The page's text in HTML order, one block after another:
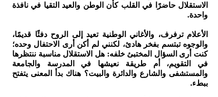
الاستقلال حاضرًا في القلب كأن الوطن والعيد التقيا في نافذة
واحدة.
الأعلام ترفرف، والأغاني الوطنية تعيد إلى الروح دفئًا قديمًا،
والوجوه تبتسم بفخر هادئ، لكنني لم أكن أرى الاحتفال وحده؛
كنت أرى السؤال المختبئ خلفه: هل الاستقلال مناسبة ننتظرها
في التقويم، أم طريقة نعيشها في المدرسة والجامعة
والمستشفى والشارع والدائرة والبيت؟ هناك بدأ المعنى يتفتح
ببطء.